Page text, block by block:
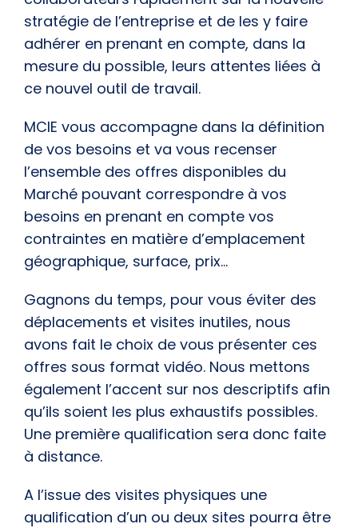
stratégie de l’entreprise et de les y faire
adhérer en prenant en compte, dans la
mesure du possible, leurs attentes liées à
ce nouvel outil de travail.
MCIE vous accompagne dans la définition
de vos besoins et va vous recenser
l’ensemble des offres disponibles du
Marché pouvant correspondre à vos
besoins en prenant en compte vos
contraintes en matière d’emplacement
géographique, surface, prix…
Gagnons du temps, pour vous éviter des
déplacements et visites inutiles, nous
avons fait le choix de vous présenter ces
offres sous format vidéo. Nous mettons
également l’accent sur nos descriptifs afin
qu’ils soient les plus exhaustifs possibles.
Une première qualification sera donc faite
à distance.
A l’issue des visites physiques une
qualification d’un ou deux sites pourra être